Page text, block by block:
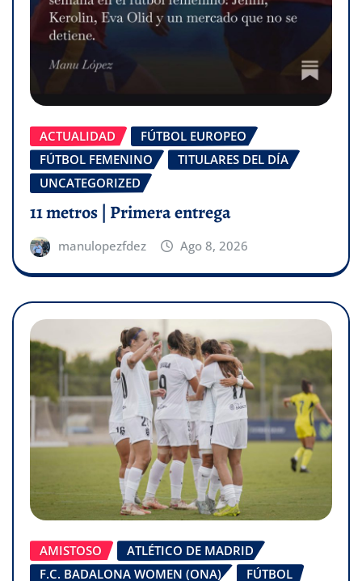
ACTUALIDAD
FÚTBOL EUROPEO
FÚTBOL FEMENINO
TITULARES DEL DÍA
UNCATEGORIZED
11 metros | Primera entrega
manulopezfdez Ago 8, 2026
AMISTOSO
ATLÉTICO DE MADRID
F.C. BADALONA WOMEN (ONA)
FÚTBOL